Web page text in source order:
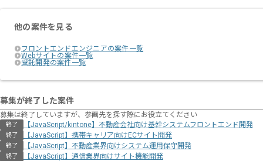
他の案件を見る
フロントエンドエンジニアの案件一覧
Webサイトの案件一覧
受託開発の案件一覧
募集が終了した案件
募集は終了していますが、参画先を探す際にお役立てください
終了 【JavaScript/kintone】不動産会社向け基幹システムフロントエンド開発
終了 【JavaScript】携帯キャリア向けECサイト開発
終了 【JavaScript】不動産業界向けシステム運用保守開発
終了 【JavaScript】通信業界向けサイト機能開発